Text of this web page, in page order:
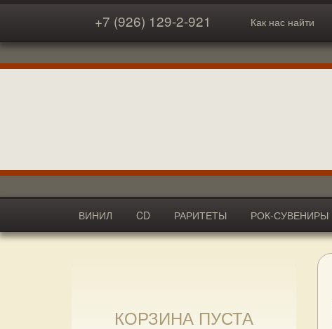
+7 (926) 129-2-921 Как нас найти
ВИНИЛ CD РАРИТЕТЫ РОК-СУВЕНИРЫ
АКСЕССУАРЫ
КОРЗИНА ПУСТА